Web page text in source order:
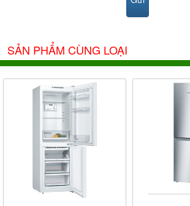
SẢN PHẨM CÙNG LOẠI